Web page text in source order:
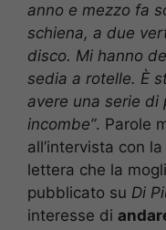
anno e mezzo fa
schiena, a due
disco. Mi hanno
sedia a rotelle. È
avere una serie di
incombe”. Parole
all’intervista con
lettera che la
pubblicato su Di
interesse di